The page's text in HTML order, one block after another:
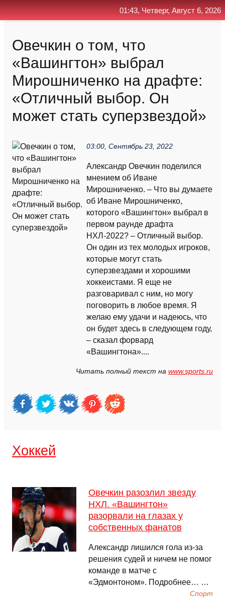
Овечкин о том, что
«Вашингтон» выбрал
Мирошниченко на драфте:
«Отличный выбор. Он
может стать суперзвездой»
03:00, Сентябрь 23, 2022
Александр Овечкин поделился
мнением об Иване
Мирошниченко. – Что вы думаете
об Иване Мирошниченко,
которого «Вашингтон» выбрал в
первом раунде драфта
НХЛ-2022? – Отличный выбор.
Он один из тех молодых игроков,
которые могут стать
суперзвездами и хорошими
хоккеистами. Я еще не
разговаривал с ним, но могу
поговорить в любое время. Я
желаю ему удачи и надеюсь, что
он будет здесь в следующем году,
– сказал форвард
«Вашингтона»....
Читать полный текст на www.sports.ru
Хоккей
Овечкин разозлил звезду
НХЛ. «Вашингтон»
разорвали на глазах у
собственных фанатов
Александр лишился гола из-за
решения судей и ничем не помог
команде в матче с
«Эдмонтоном». Подробнее… …
Спорт
01:43, Четверг, Август 6, 2026